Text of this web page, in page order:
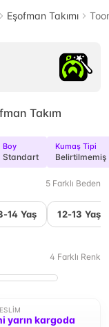
Eşofman Takımı
Takım
Boy
Standart
Kumaş Tipi
Belirtilmemiş
5 Farklı Beden
14 Yaş 12-13 Yaş
4 Farklı Renk
yarın kargoda